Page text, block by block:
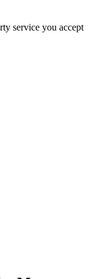
service you accept